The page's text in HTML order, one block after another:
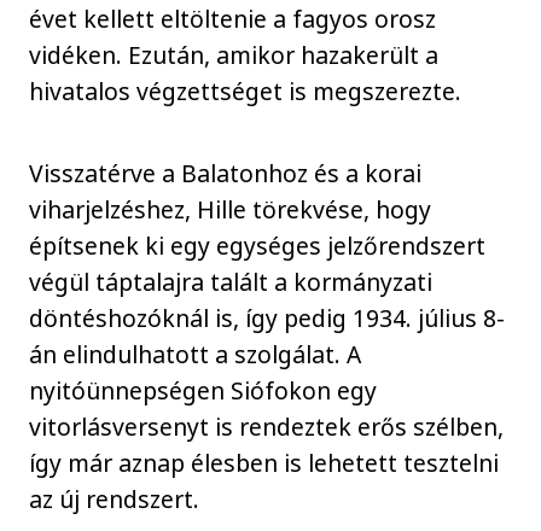
évet kellett eltöltenie a fagyos orosz
vidéken. Ezután, amikor hazakerült a
hivatalos végzettséget is megszerezte.
Visszatérve a Balatonhoz és a korai
viharjelzéshez, Hille törekvése, hogy
építsenek ki egy egységes jelzőrendszert
végül táptalajra talált a kormányzati
döntéshozóknál is, így pedig 1934. július 8-
án elindulhatott a szolgálat. A
nyitóünnepségen Siófokon egy
vitorlásversenyt is rendeztek erős szélben,
így már aznap élesben is lehetett tesztelni
az új rendszert.